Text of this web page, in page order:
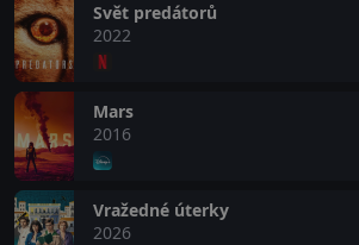
Svět predátorů
2022
Mars
2016
Vražedné úterky
2026